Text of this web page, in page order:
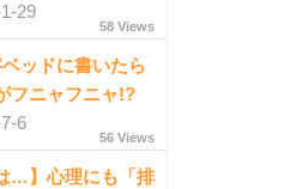
29
58 Views
ッドに書いたら
フニャフニャ!?
6
56 Views
…】心理にも「排